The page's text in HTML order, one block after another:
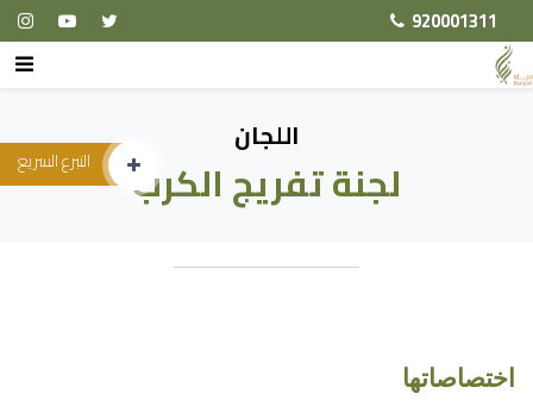
920001311
التبرع السريع
اللجان
لجنة تفريج الكرب
اختصاصاتها